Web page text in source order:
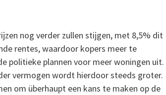
nog verder zullen stijgen, met 8,5% dit
rentes, waardoor kopers meer te
politieke plannen voor meer woningen uit.
vermogen wordt hierdoor steeds groter.
om überhaupt een kans te maken op de